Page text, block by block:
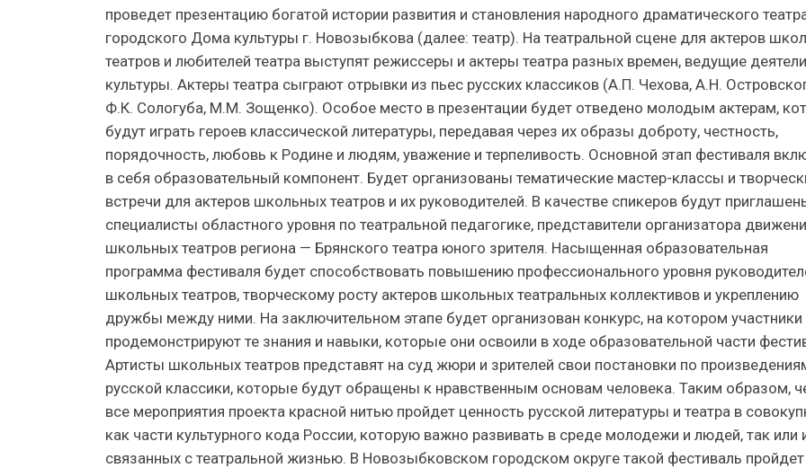
проведет презентацию богатой истории развития и становления народного драматического
городского Дома культуры г. Новозыбкова (далее: театр). На театральной сцене для актеров
театров и любителей театра выступят режиссеры и актеры театра разных времен, ведущие деятели
культуры. Актеры театра сыграют отрывки из пьес русских классиков (А.П. Чехова, А.Н.
Ф.К. Сологуба, М.М. Зощенко). Особое место в презентации будет отведено молодым актерам,
будут играть героев классической литературы, передавая через их образы доброту, честность,
порядочность, любовь к Родине и людям, уважение и терпеливость. Основной этап фестиваля
в себя образовательный компонент. Будет организованы тематические мастер-классы и
встречи для актеров школьных театров и их руководителей. В качестве спикеров будут
специалисты областного уровня по театральной педагогике, представители организатора
школьных театров региона — Брянского театра юного зрителя. Насыщенная образовательная
программа фестиваля будет способствовать повышению профессионального уровня
школьных театров, творческому росту актеров школьных театральных коллективов и укреплению
дружбы между ними. На заключительном этапе будет организован конкурс, на котором участники
продемонстрируют те знания и навыки, которые они освоили в ходе образовательной части
Артисты школьных театров представят на суд жюри и зрителей свои постановки по
русской классики, которые будут обращены к нравственным основам человека. Таким образом,
все мероприятия проекта красной нитью пройдет ценность русской литературы и театра в
как части культурного кода России, которую важно развивать в среде молодежи и людей, так или
связанных с театральной жизнью. В Новозыбковском городском округе такой фестиваль пройдет